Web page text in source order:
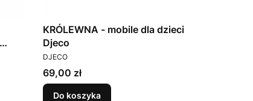
KRÓLEWNA - mobile dla dzieci
Djeco
PRODUCENT
DJECO
Cena
69,00 zł
Do koszyka